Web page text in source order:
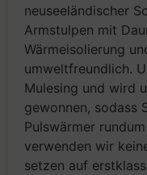
neuseeländischer
Armstulpen mit
Wärmeisolierung
umweltfreundlich.
Mulesing und wird
gewonnen, sodass
Pulswärmer
verwenden wir
setzen auf